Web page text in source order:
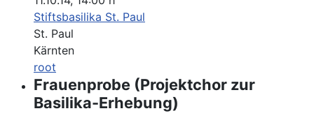
Stiftsbasilika St. Paul
St. Paul
Kärnten
root
Frauenprobe (Projektchor zur
Basilika-Erhebung)